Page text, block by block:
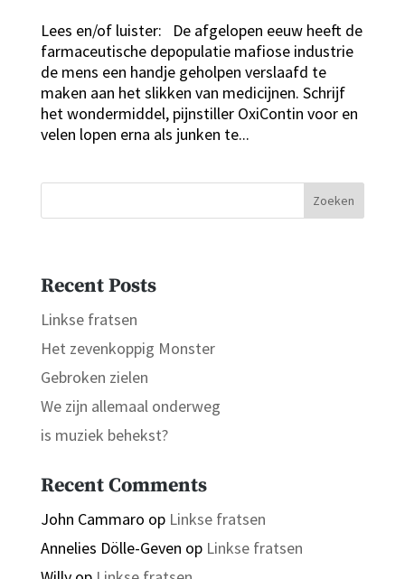
Lees en/of luister: De afgelopen eeuw heeft de
farmaceutische depopulatie mafiose industrie
de mens een handje geholpen verslaafd te
maken aan het slikken van medicijnen. Schrijf
het wondermiddel, pijnstiller OxiContin voor en
velen lopen erna als junken te...
Zoeken
Recent Posts
Linkse fratsen
Het zevenkoppig Monster
Gebroken zielen
We zijn allemaal onderweg
is muziek behekst?
Recent Comments
John Cammaro op Linkse fratsen
Annelies Dölle-Geven op Linkse fratsen